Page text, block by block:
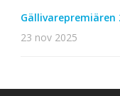
Gällivarepremiären
23 nov 2025